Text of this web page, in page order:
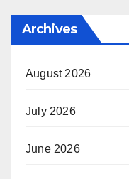
Archives
August 2026
July 2026
June 2026